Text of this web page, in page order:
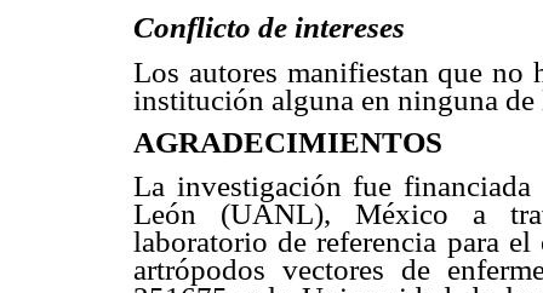
Conflicto de intereses
Los autores manifiestan que no
institución alguna en ninguna de
AGRADECIMIENTOS
La investigación fue
León (UANL), México a
laboratorio de referencia para
artrópodos vectores de